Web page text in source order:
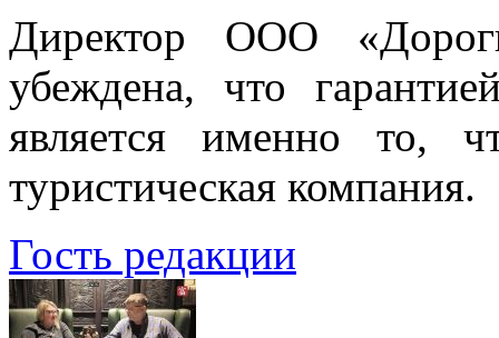
Директор ООО
убеждена, что
является именно то,
туристическая компания.
Гость редакции